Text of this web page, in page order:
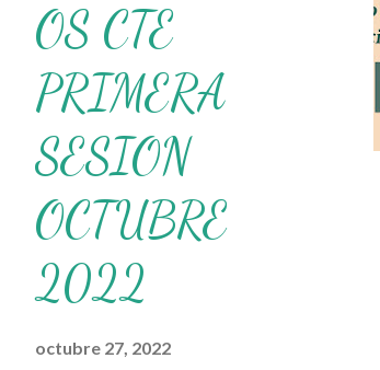
siguiente link 👇
Publicamos
nuestro grupo para
Además, puedes
donde se comparte
OS CTE
PRIMERA
SESION
OCTUBRE
2022
octubre 27, 2022